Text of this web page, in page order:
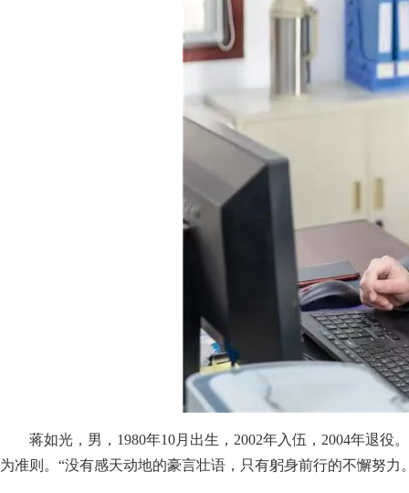
蒋如光，男，1980年10月出生，2002年入伍，2004年退
为准则。“没有感天动地的豪言壮语，只有躬身前行的不懈努